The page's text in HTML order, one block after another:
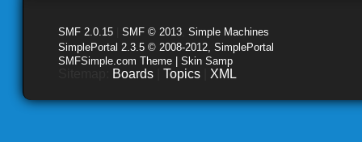
SMF 2.0.15 SMF © 2013 Simple Machines
SimplePortal 2.3.5 © 2008-2012, SimplePortal
SMFSimple.com Theme | Skin Samp
Boards Topics XML